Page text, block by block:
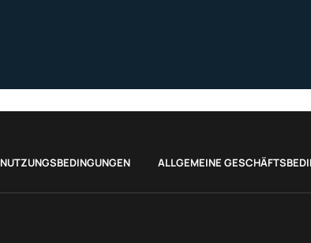
NUTZUNGSBEDINGUNGEN ALLGEMEINE